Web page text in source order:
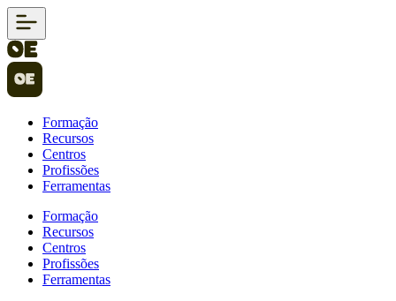
Formação
Recursos
Centros
Profissões
Ferramentas
Formação
Recursos
Centros
Profissões
Ferramentas